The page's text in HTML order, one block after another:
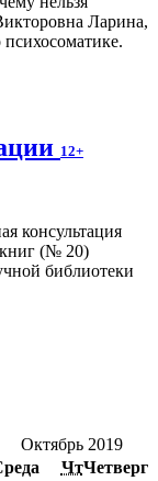
Ларина,
психосоматике.
12+
консультация
книг (№ 20)
библиотеки
Октябрь 2019
ЧтЧетверг